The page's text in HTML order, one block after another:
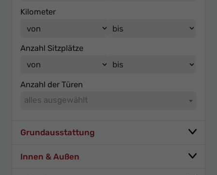
Kilometer
Anzahl Sitzplätze
Anzahl der Türen
alles ausgewählt
Grundausstattung
Innen & Außen